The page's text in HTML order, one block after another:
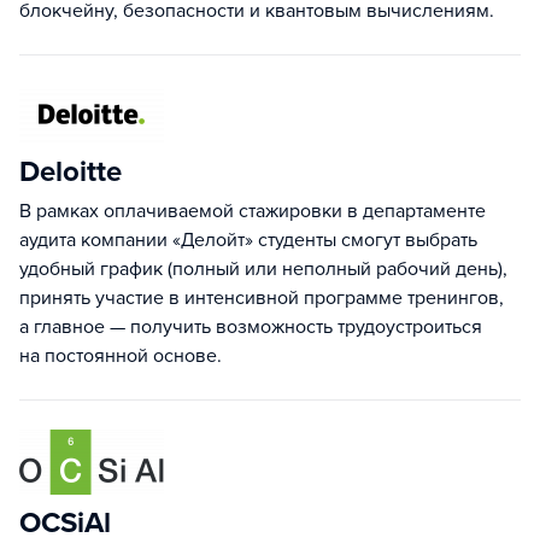
блокчейну, безопасности и квантовым вычислениям.
Deloitte
В рамках оплачиваемой стажировки в департаменте
аудита компании «Делойт» студенты смогут выбрать
удобный график (полный или неполный рабочий день),
принять участие в интенсивной программе тренингов,
а главное — получить возможность трудоустроиться
на постоянной основе.
OCSiAl